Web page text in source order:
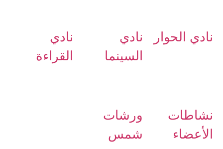
نادي الحوار
نادي
السينما
نادي
القراءة
نشاطات
الأعضاء
ورشات
شمس